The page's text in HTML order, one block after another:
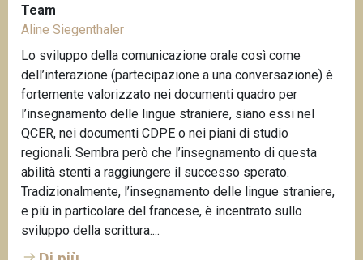
Team
Aline Siegenthaler
Lo sviluppo della comunicazione orale così come
dell’interazione (partecipazione a una conversazione) è
fortemente valorizzato nei documenti quadro per
l’insegnamento delle lingue straniere, siano essi nel
QCER, nei documenti CDPE o nei piani di studio
regionali. Sembra però che l’insegnamento di questa
abilità stenti a raggiungere il successo sperato.
Tradizionalmente, l’insegnamento delle lingue straniere,
e più in particolare del francese, è incentrato sullo
sviluppo della scrittura....